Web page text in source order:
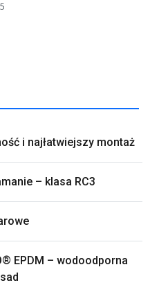
i najłatwiejszy montaż
– klasa RC3
EPDM – wodoodporna